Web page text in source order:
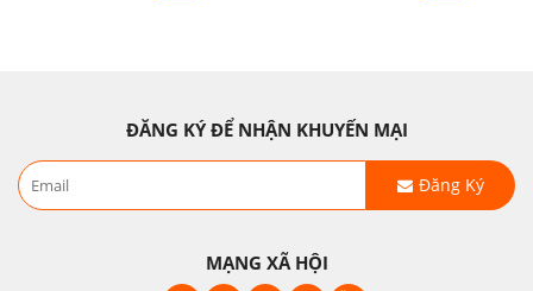
ĐĂNG KÝ ĐỂ NHẬN KHUYẾN MẠI
Đăng Ký
MẠNG XÃ HỘI